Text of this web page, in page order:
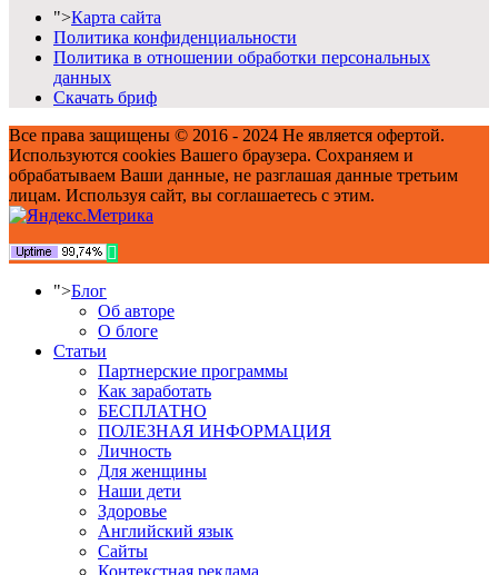
">Карта сайта
Политика конфиденциальности
Политика в отношении обработки персональных
данных
Скачать бриф
Все права защищены © 2016 - 2024 Не является офертой.
Используются cookies Вашего браузера. Сохраняем и
обрабатываем Ваши данные, не разглашая данные третьим
лицам. Используя сайт, вы соглашаетесь с этим.
">Блог
Об авторе
О блоге
Статьи
Партнерские программы
Как заработать
БЕСПЛАТНО
ПОЛЕЗНАЯ ИНФОРМАЦИЯ
Личность
Для женщины
Наши дети
Здоровье
Английский язык
Сайты